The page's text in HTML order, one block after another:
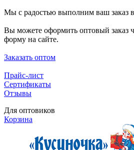
Мы с радостью выполним ваш заказ
Вы можете оформить оптовый заказ
форму на сайте.
Заказать оптом
Прайс-лист
Сертификаты
Отзывы
Для оптовиков
Корзина